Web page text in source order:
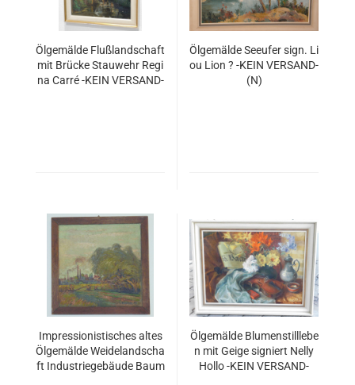
Ölgemälde Flußlandschaft
mit Brücke Stauwehr Regi
na Carré -KEIN VERSAND-
Ölgemälde Seeufer sign. Li
ou Lion ? -KEIN VERSAND-
(N)
Impressionistisches altes
Ölgemälde Weidelandscha
ft Industriegebäude Baum
Ölgemälde Blumenstilllebe
n mit Geige signiert Nelly
Hollo -KEIN VERSAND-